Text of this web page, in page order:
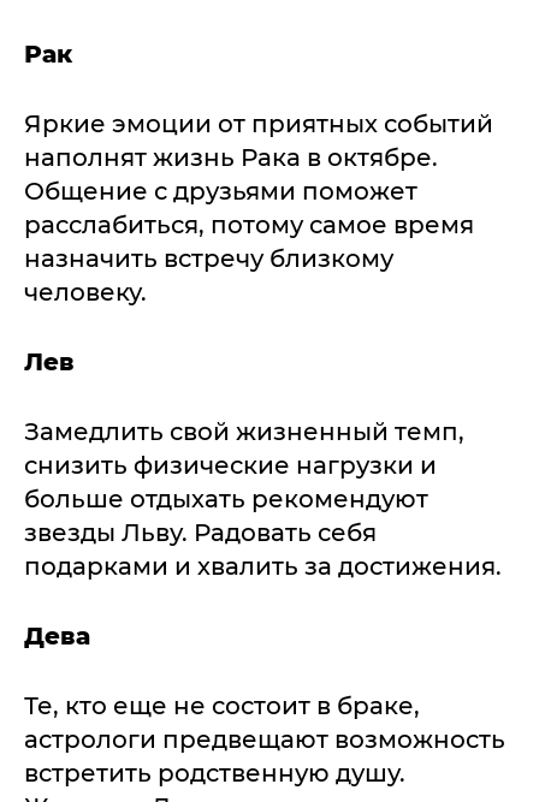
Рак
Яркие эмоции от приятных событий
наполнят жизнь Рака в октябре.
Общение с друзьями поможет
расслабиться, потому самое время
назначить встречу близкому
человеку.
Лев
Замедлить свой жизненный темп,
снизить физические нагрузки и
больше отдыхать рекомендуют
звезды Льву. Радовать себя
подарками и хвалить за достижения.
Дева
Те, кто еще не состоит в браке,
астрологи предвещают возможность
встретить родственную душу.